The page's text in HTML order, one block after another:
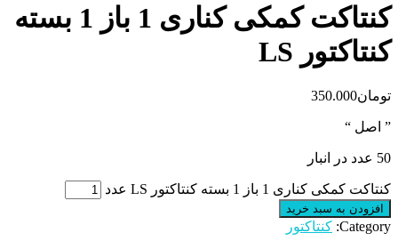
کنتاکت کمکی کناری 1 باز 1 بسته
کنتاکتور LS
تومان350.000
” اصل “
50 عدد در انبار
کنتاکت کمکی کناری 1 باز 1 بسته کنتاکتور LS عدد
افزودن به سبد خرید
Category: کنتاکتور